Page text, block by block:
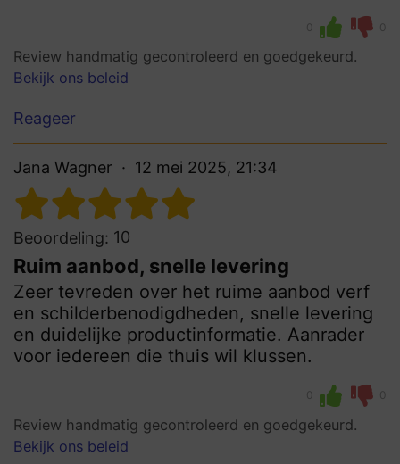
0 0
Review handmatig gecontroleerd en goedgekeurd.
Bekijk ons beleid
Reageer
Jana Wagner 12 mei 2025, 21:34
Beoordeling: 10
Ruim aanbod, snelle levering
Zeer tevreden over het ruime aanbod verf
en schilderbenodigdheden, snelle levering
en duidelijke productinformatie. Aanrader
voor iedereen die thuis wil klussen.
0 0
Review handmatig gecontroleerd en goedgekeurd.
Bekijk ons beleid